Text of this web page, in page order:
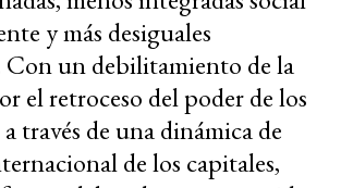
y más desiguales
Con un debilitamiento de la
el retroceso del poder de los
través de una dinámica de
de los capitales,